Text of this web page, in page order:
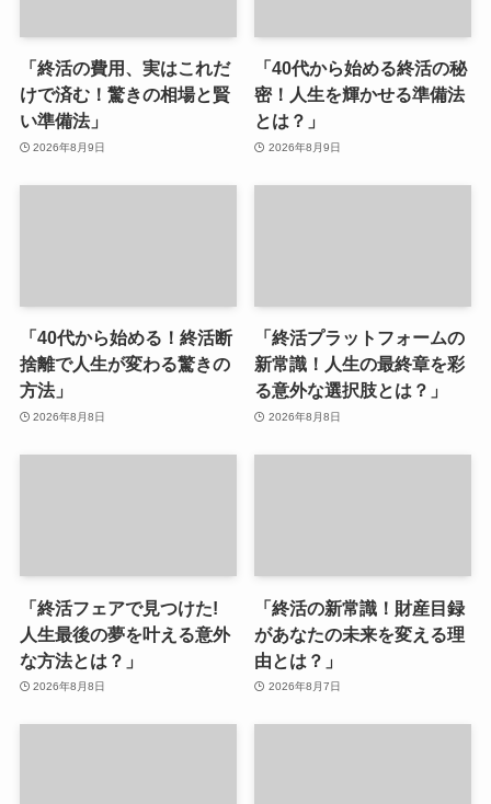
「終活の費用、実はこれだ
けで済む！驚きの相場と賢
い準備法」
2026年8月9日
「40代から始める終活の秘
密！人生を輝かせる準備法
とは？」
2026年8月9日
「40代から始める！終活断
捨離で人生が変わる驚きの
方法」
2026年8月8日
「終活プラットフォームの
新常識！人生の最終章を彩
る意外な選択肢とは？」
2026年8月8日
「終活フェアで見つけた!
人生最後の夢を叶える意外
な方法とは？」
2026年8月8日
「終活の新常識！財産目録
があなたの未来を変える理
由とは？」
2026年8月7日